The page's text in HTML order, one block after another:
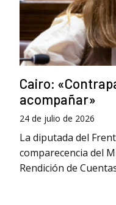
Cairo:
acompañar»
24 de julio de 2026
La diputada del
comparecencia del
Rendición de